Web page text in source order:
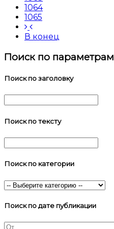
1064
1065
В конец
Поиск по параметрам
Поиск по заголовку
Поиск по тексту
Поиск по категории
Поиск по дате публикации